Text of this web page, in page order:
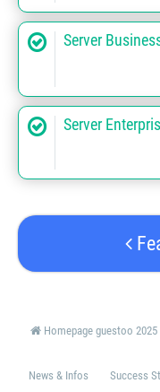
Server
Server
Homepage guestoo 2025
News & Infos Success